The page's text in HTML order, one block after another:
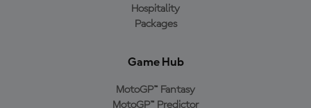
Hospitality
Packages
Game Hub
MotoGP™ Fantasy
MotoGP™ Predictor